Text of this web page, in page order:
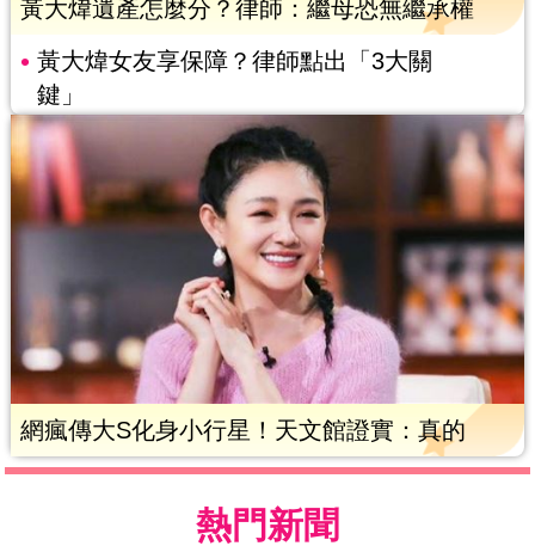
黃大煒遺產怎麼分？律師：繼母恐無繼承權
黃大煒女友享保障？律師點出「3大關
鍵」
網瘋傳大S化身小行星！天文館證實：真的
熱門新聞